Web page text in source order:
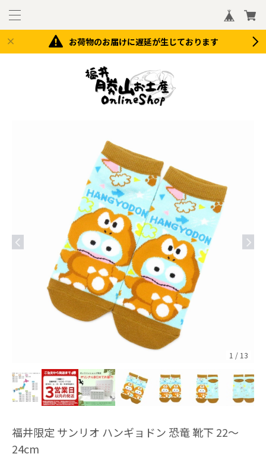
お荷物のお届けに遅延が生じております
1 / 13
福井限定 サンリオ ハンギョドン 恐竜 靴下 22〜
24cm